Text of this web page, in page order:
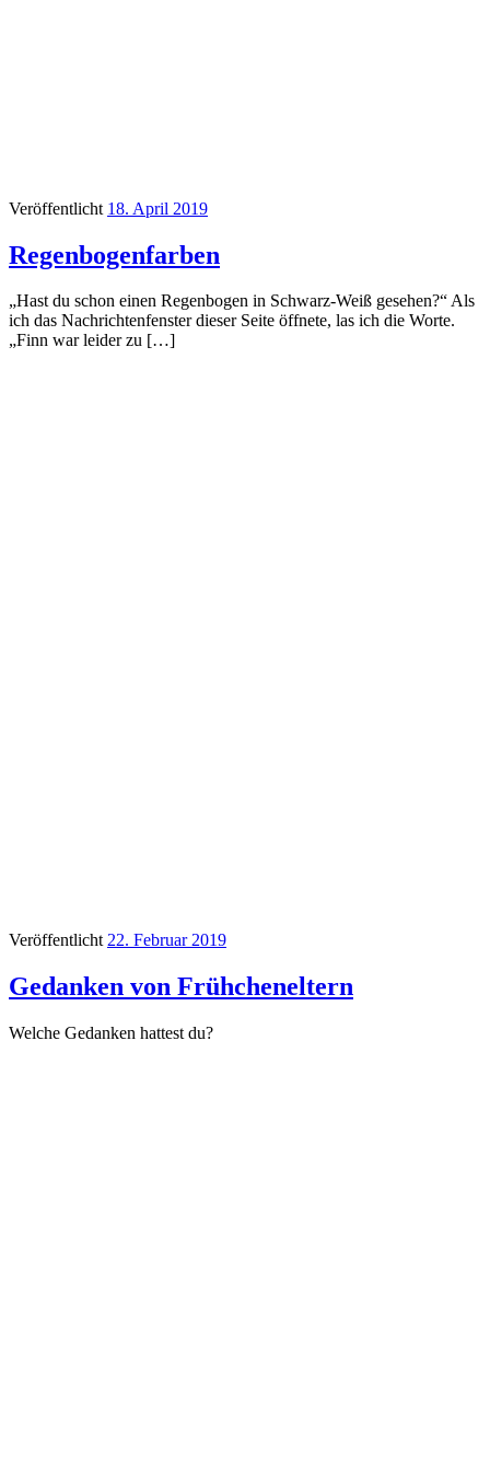
Veröffentlicht 18. April 2019
Regenbogenfarben
„Hast du schon einen Regenbogen in Schwarz-Weiß gesehen?“ Als
ich das Nachrichtenfenster dieser Seite öffnete, las ich die Worte.
„Finn war leider zu […]
Veröffentlicht22. Februar 2019
Gedanken von Frühcheneltern
Welche Gedanken hattest du?